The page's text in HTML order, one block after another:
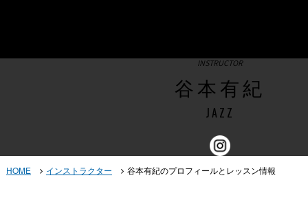
INSTRUCTOR
谷本有紀
JAZZ
HOME インストラクター 谷本有紀のプロフィールとレッスン情報